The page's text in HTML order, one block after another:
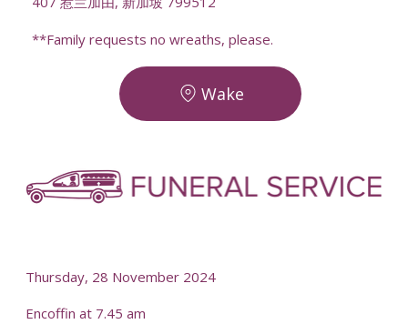
**Family requests no wreaths, please.
Wake
Thursday, 28 November 2024
Encoffin at 7.45 am